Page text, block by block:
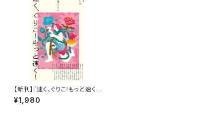
【新刊】『速く、ぐりこ!もっと速く!』
早乙女ぐりこ（サイン本）
¥1,980